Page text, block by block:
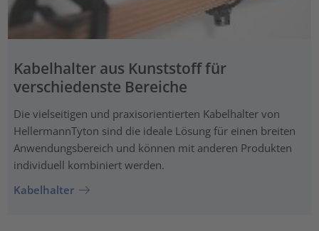
Kabelhalter aus Kunststoff für
verschiedenste Bereiche
Die vielseitigen und praxisorientierten Kabelhalter von
HellermannTyton sind die ideale Lösung für einen breiten
Anwendungsbereich und können mit anderen Produkten
individuell kombiniert werden.
Kabelhalter